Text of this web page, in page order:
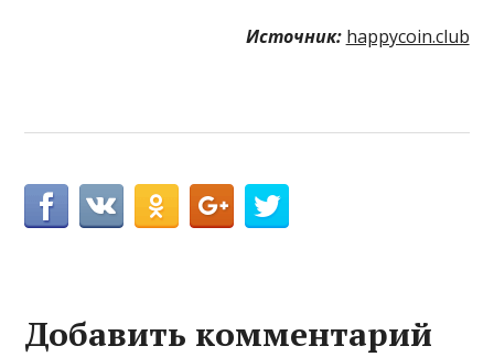
Источник: happycoin.club
Добавить комментарий